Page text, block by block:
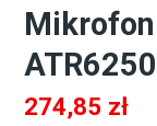
Mikrofon
ATR6250
274,85 zł